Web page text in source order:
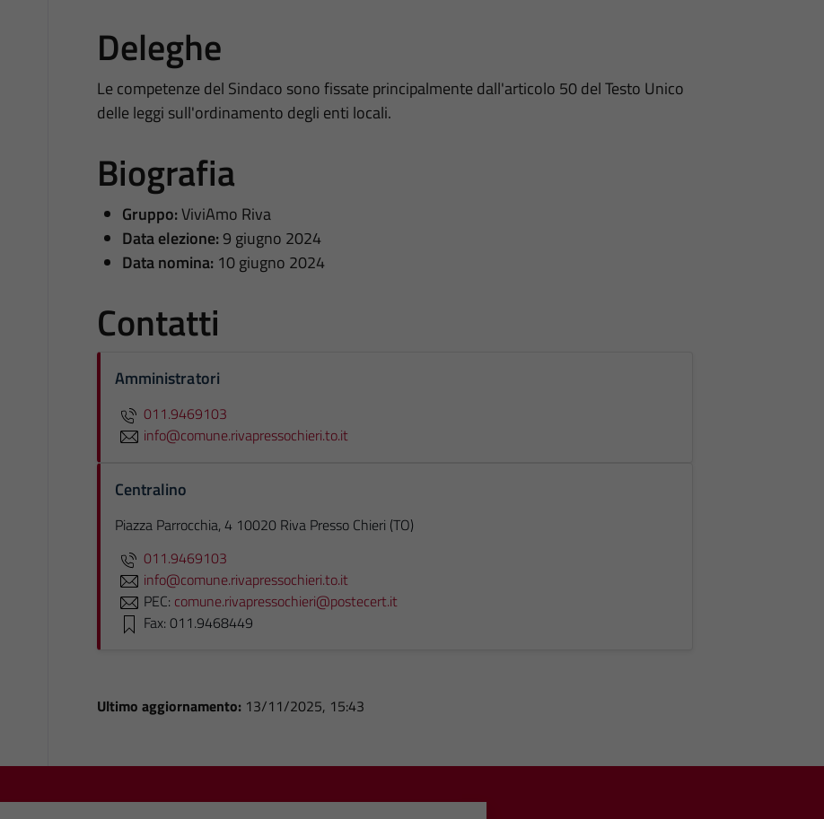
Deleghe
Le competenze del Sindaco sono fissate principalmente dall'articolo 50 del Testo Unico
delle leggi sull'ordinamento degli enti locali.
Biografia
Gruppo:ViviAmo Riva
Data elezione: 9 giugno 2024
Data nomina: 10 giugno 2024
Contatti
Amministratori
011.9469103
info@comune.rivapressochieri.to.it
Centralino
Piazza Parrocchia, 4 10020 Riva Presso Chieri (TO)
011.9469103
info@comune.rivapressochieri.to.it
PEC: comune.rivapressochieri@postecert.it
Fax: 011.9468449
Ultimo aggiornamento: 13/11/2025, 15:43